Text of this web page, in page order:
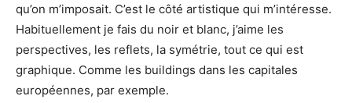
qu’on m’imposait. C’est le côté artistique qui m’intéresse.
Habituellement je fais du noir et blanc, j’aime les
perspectives, les reflets, la symétrie, tout ce qui est
graphique. Comme les buildings dans les capitales
européennes, par exemple.